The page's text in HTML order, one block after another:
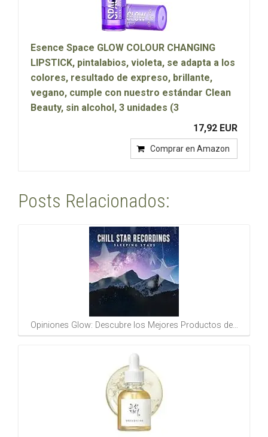
Esence Space GLOW COLOUR CHANGING
LIPSTICK, pintalabios, violeta, se adapta a los
colores, resultado de expreso, brillante,
vegano, cumple con nuestro estándar Clean
Beauty, sin alcohol, 3 unidades (3
17,92 EUR
Comprar en Amazon
Posts Relacionados:
Opiniones Glow: Descubre los Mejores Productos de…